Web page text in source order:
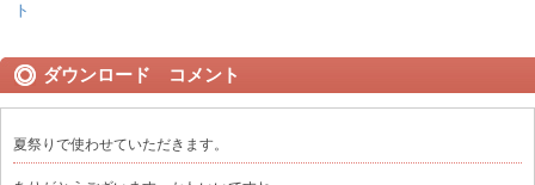
ト
ダウンロード コメント
夏祭りで使わせていただきます。